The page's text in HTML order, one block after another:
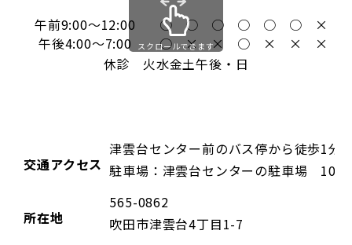
午前9:00～12:00
○ ○ ○ ○ ○ ○
×
午後4:00～7:00
○ × × ○ × × ×
スクロールできます
休診 火水金土午後・日
交通アクセス
津雲台センター前のバス停から徒歩1分
駐車場：津雲台センターの駐車場 10台
所在地
565-0862
吹田市津雲台4丁目1-7